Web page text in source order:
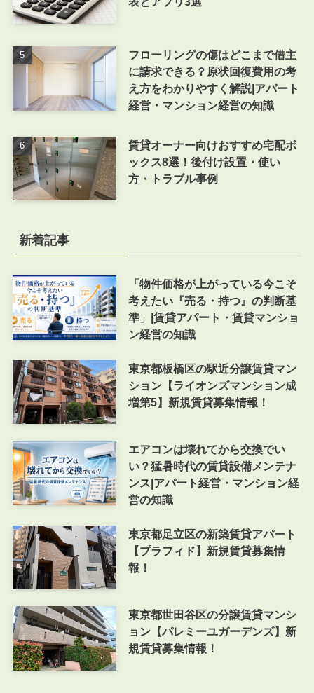
フローリングの傷はどこまで借主
に請求できる？原状回復費用の考
え方をわかりやすく解説|アパート
経営・マンション経営の知識
賃貸オーナー向けおすすめ宅配ボ
ックス8選！後付け設置・使い
方・トラブル事例
新着記事
「物件価格が上がっている今こそ
考えたい『売る・持つ』の判断基
準」|賃貸アパート・賃貸マンショ
ン経営の知識
東京都板橋区の駅近分譲賃貸マン
ション【ライオンズマンション成
増第5】新規賃貸募集情報！
エアコンは壊れてから交換でい
い？猛暑時代の賃貸設備メンテナ
ンス|アパート経営・マンション経
営の知識
東京都足立区の新築賃貸アパート
【プラフィド】新規賃貸募集情
報！
東京都世田谷区の分譲賃貸マンシ
ョン【パレミーユガーデンズ】新
規賃貸募集情報！